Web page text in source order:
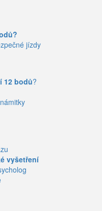
jízdy
12 bodů?
vyšetření